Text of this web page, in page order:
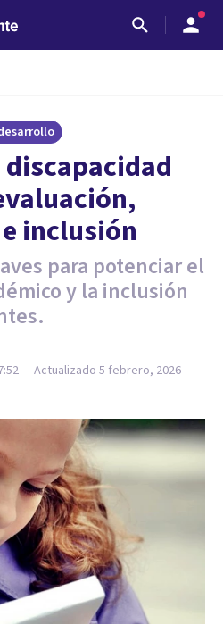
inclusión
para potenciar el
y la inclusión
— Actualizado 5 febrero, 2026 -